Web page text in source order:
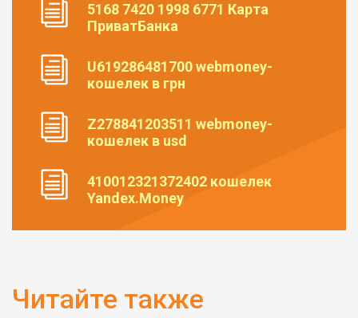
5168 7420 1998 6771 Карта
ПриватБанка
U619286481700 webmoney-
кошелек в грн
Z278841203511 webmoney-
кошелек в usd
410012321372402 кошелек
Yandex.Money
Читайте также